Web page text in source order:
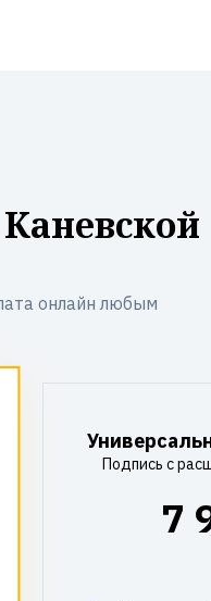
онлайн любым
Подпись с
7